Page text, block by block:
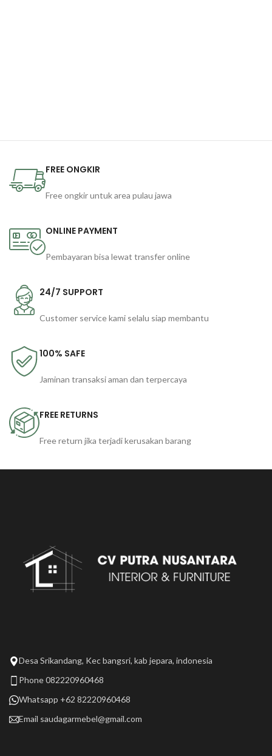
FREE ONGKIR
Free ongkir untuk area pulau jawa
ONLINE PAYMENT
Pembayaran bisa lewat transfer online
24/7 SUPPORT
Customer service kami selalu siap membantu
100% SAFE
Jaminan transaksi aman dan terpercaya
FREE RETURNS
Free return jika terjadi kerusakan barang
Desa Srikandang, Kec bangsri, kab jepara, indonesia
Phone 082220960468
Whatsapp +62 82220960468
Email saudagarmebel@gmail.com